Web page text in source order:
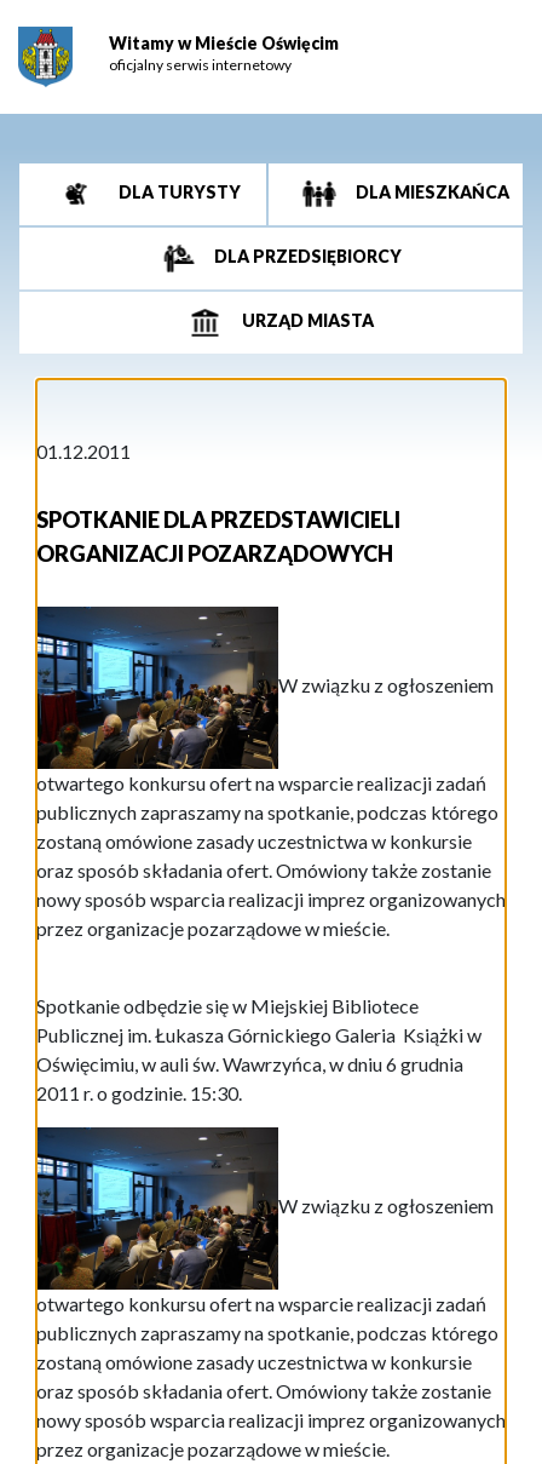
Witamy w Mieście Oświęcim
oficjalny serwis internetowy
DLA TURYSTY DLA MIESZKAŃCA
DLA PRZEDSIĘBIORCY
URZĄD MIASTA
01.12.2011
SPOTKANIE DLA PRZEDSTAWICIELI
ORGANIZACJI POZARZĄDOWYCH
W związku z ogłoszeniem
otwartego konkursu ofert na wsparcie realizacji zadań
publicznych zapraszamy na spotkanie, podczas którego
zostaną omówione zasady uczestnictwa w konkursie
oraz sposób składania ofert. Omówiony także zostanie
nowy sposób wsparcia realizacji imprez organizowanych
przez organizacje pozarządowe w mieście.
Spotkanie odbędzie się w Miejskiej Bibliotece
Publicznej im. Łukasza Górnickiego Galeria Książki w
Oświęcimiu, w auli św. Wawrzyńca, w dniu 6 grudnia
2011 r. o godzinie. 15:30.
W związku z ogłoszeniem
otwartego konkursu ofert na wsparcie realizacji zadań
publicznych zapraszamy na spotkanie, podczas którego
zostaną omówione zasady uczestnictwa w konkursie
oraz sposób składania ofert. Omówiony także zostanie
nowy sposób wsparcia realizacji imprez organizowanych
przez organizacje pozarządowe w mieście.